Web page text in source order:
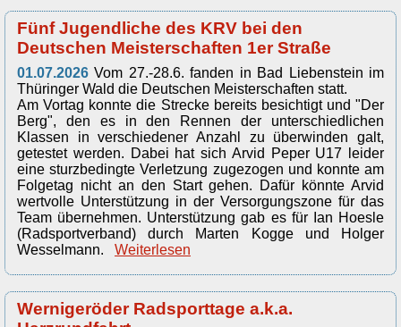
Fünf Jugendliche des KRV bei den
Deutschen Meisterschaften 1er Straße
01.07.2026 Vom 27.-28.6. fanden in Bad Liebenstein im
Thüringer Wald die Deutschen Meisterschaften statt.
Am Vortag konnte die Strecke bereits besichtigt und "Der
Berg", den es in den Rennen der unterschiedlichen
Klassen in verschiedener Anzahl zu überwinden galt,
getestet werden. Dabei hat sich Arvid Peper U17 leider
eine sturzbedingte Verletzung zugezogen und konnte am
Folgetag nicht an den Start gehen. Dafür könnte Arvid
wertvolle Unterstützung in der Versorgungszone für das
Team übernehmen. Unterstützung gab es für Ian Hoesle
(Radsportverband) durch Marten Kogge und Holger
Wesselmann.
Weiterlesen
Wernigeröder Radsporttage a.k.a.